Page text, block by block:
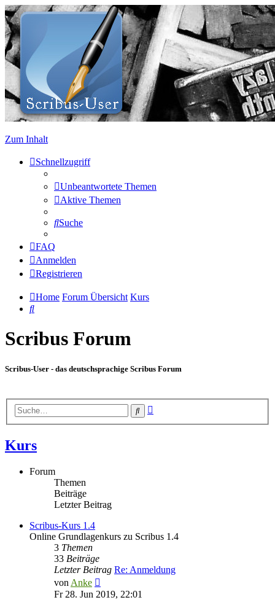
Zum Inhalt
Schnellzugriff
Unbeantwortete Themen
Aktive Themen
Suche
FAQ
Anmelden
Registrieren
Home Forum Übersicht Kurs
Suche
Scribus Forum
Scribus-User - das deutschsprachige Scribus Forum
Suche
Kurs
Forum
Themen
Beiträge
Letzter Beitrag
Scribus-Kurs 1.4
Online Grundlagenkurs zu Scribus 1.4
3 Themen
33 Beiträge
Letzter Beitrag Re: Anmeldung
von Anke
Beitrag
Fr 28. Jun 2019, 22:01